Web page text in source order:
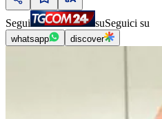
Segui suSeguici su
whatsapp discover